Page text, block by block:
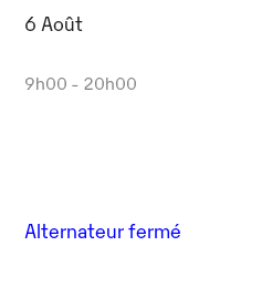
6 Août
9h00 - 20h00
Alternateur fermé